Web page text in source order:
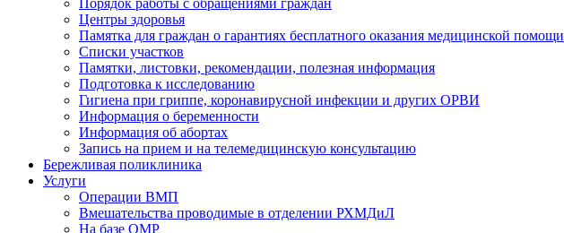
Порядок работы с обращениями граждан
Центры здоровья
Памятка для граждан о гарантиях бесплатного оказания медицинской помощи
Cписки участков
Памятки, листовки, рекомендации, полезная информация
Подготовка к исследованию
Гигиена при гриппе, коронавирусной инфекции и других ОРВИ
Информация о беременности
Информация об абортах
Запись на прием и на телемедицинскую консультацию
Бережливая поликлиника
Услуги
Операции ВМП
Вмешательства проводимые в отделении РХМДиЛ
На базе ОМР